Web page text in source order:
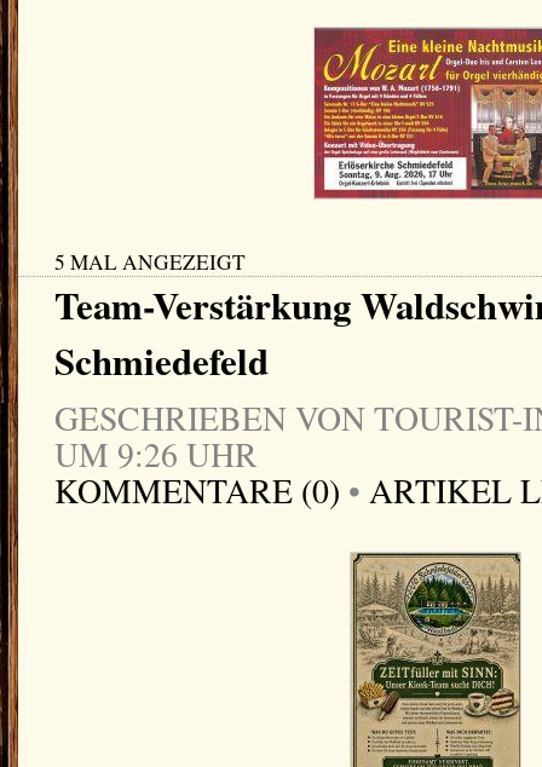
5 MAL ANGEZEIGT
Team-Verstärkung
Schmiedefeld
GESCHRIEBEN VON TOURIST-
UM 9:26 UHR
KOMMENTARE (0) • ARTIKEL